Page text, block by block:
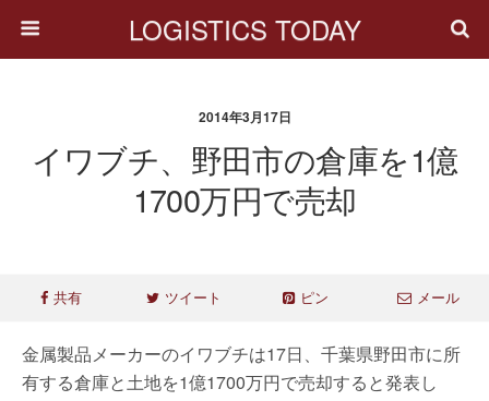
LOGISTICS TODAY
2014年3月17日
イワブチ、野田市の倉庫を1億
1700万円で売却
共有 ツイート ピン メール
金属製品メーカーのイワブチは17日、千葉県野田市に所
有する倉庫と土地を1億1700万円で売却すると発表し